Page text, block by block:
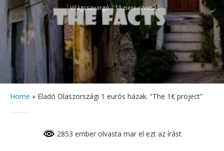
Világcsavargó 11 perc olvasás
Home » Eladó Olaszországi 1 eurós házak. “The 1€ project”
2853 ember olvasta mar el ezt az írást